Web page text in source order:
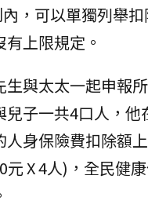
，可以單獨列舉
上限規定。
生與太太一起申報
兒子一共4口人，他
人身保險費扣除額
元 X 4人)，全民健